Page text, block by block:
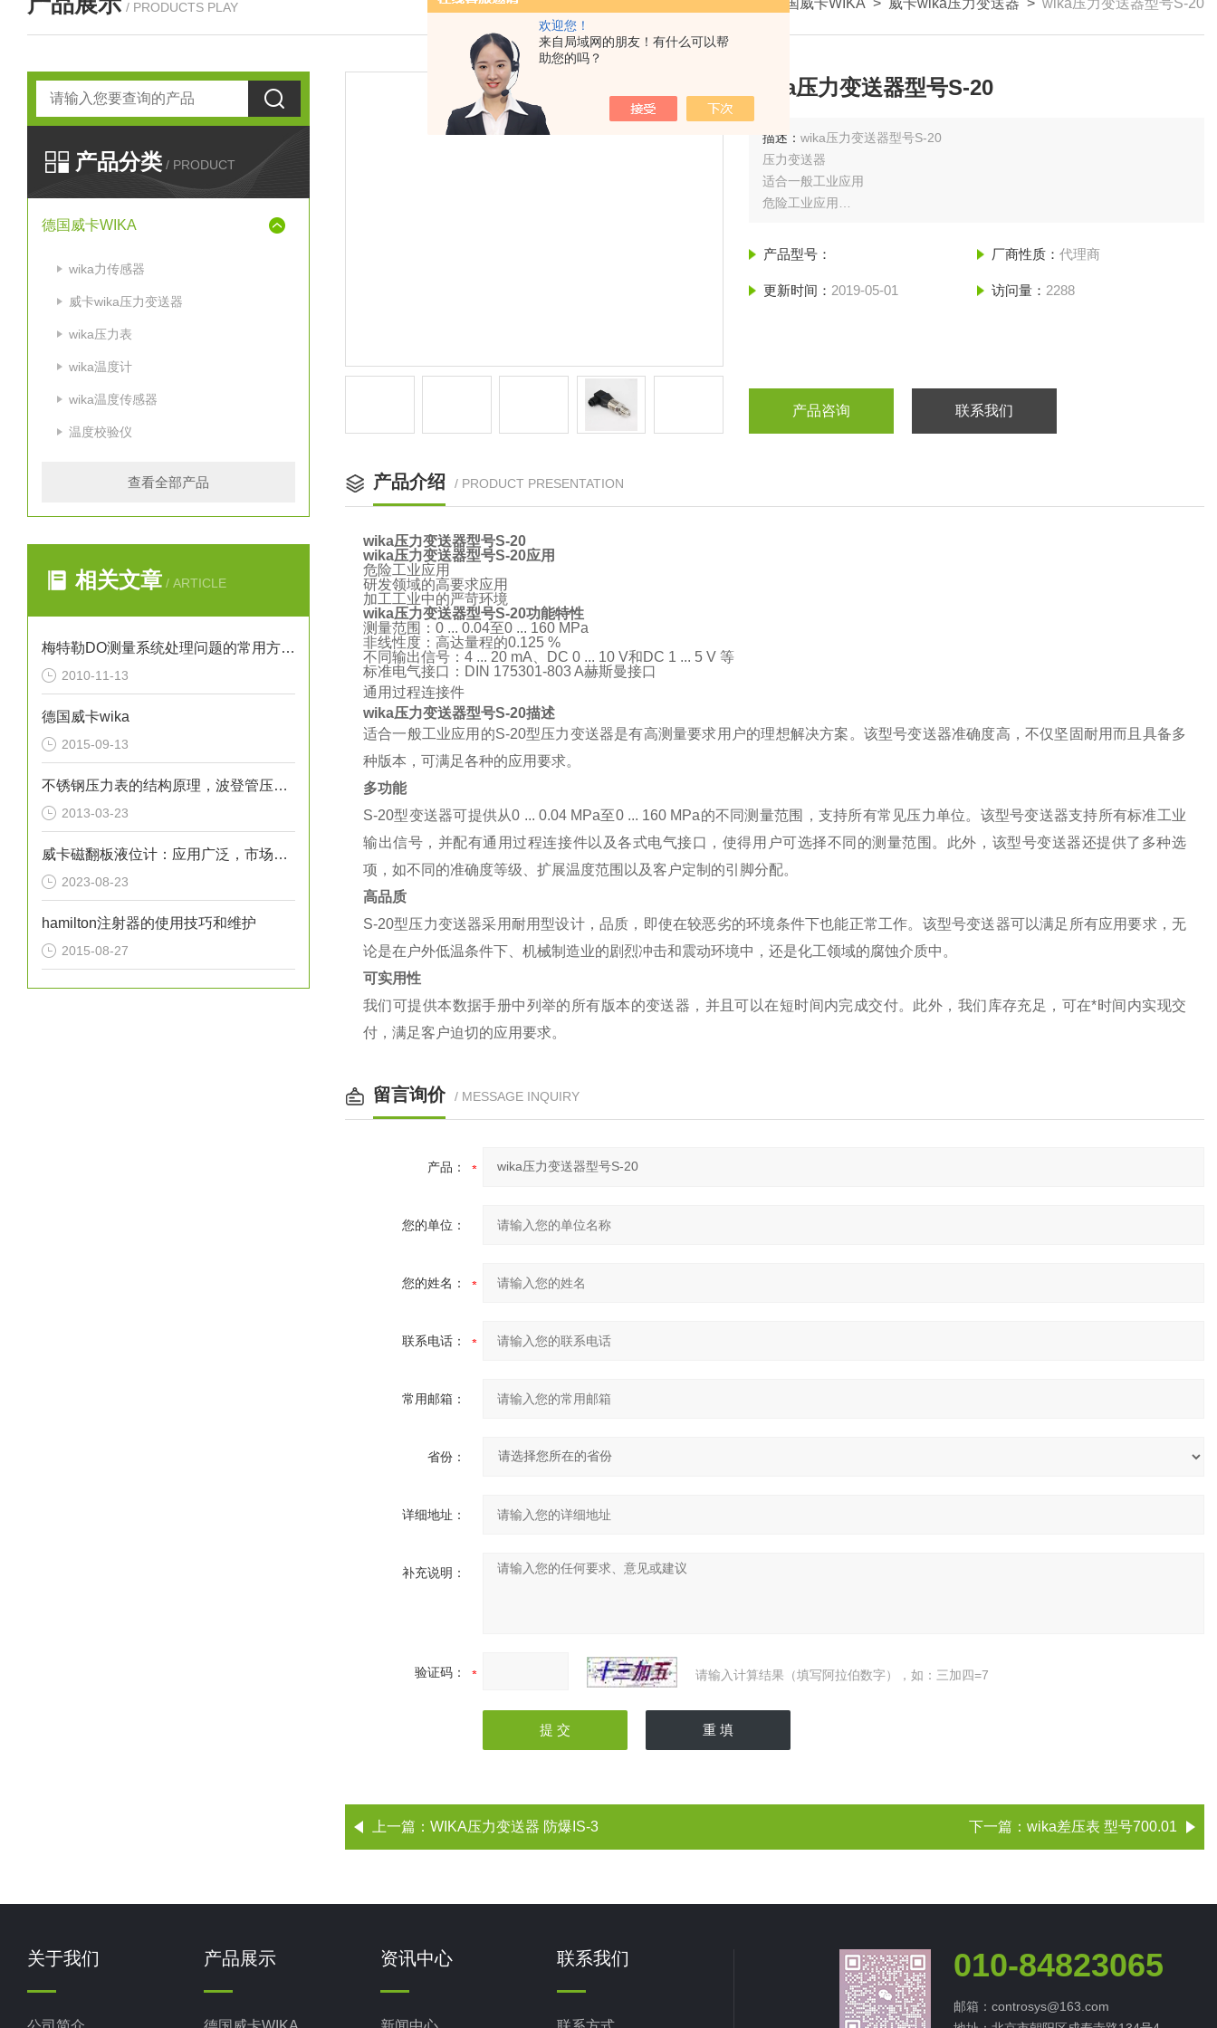
欢迎您！
来自局域网的朋友！有什么可以帮
助您的吗？
/ PRODUCTS PLAY 德国威卡WIKA > 威卡wika压力变送器 > wika压力变送器型号S-20
产品分类 / PRODUCT
德国威卡WIKA
wika力传感器
威卡wika压力变送器
wika压力表
wika温度计
wika温度传感器
温度校验仪
查看全部产品
相关文章 / ARTICLE
梅特勒DO测量系统处理问题的常用方法（图）
2010-11-13
德国威卡wika
2015-09-13
不锈钢压力表的结构原理，波登管压力表原理
2013-03-23
威卡磁翻板液位计：应用广泛，市场前景广阔
2023-08-23
hamilton注射器的使用技巧和维护
2015-08-27
wika压力变送器型号S-20
描述：wika压力变送器型号S-20
压力变送器
适合一般工业应用
危险工业应用
加工工业中的严苛环境
产品型号： 厂商性质： 代理商
更新时间： 2019-05-01 访问量： 2288
产品咨询 联系我们
产品介绍 / PRODUCT PRESENTATION
wika压力变送器型号S-20
wika压力变送器型号S-20应用
危险工业应用
研发领域的高要求应用
加工工业中的严苛环境
wika压力变送器型号S-20功能特性
测量范围：0 ... 0.04至0 ... 160 MPa
非线性度：高达量程的0.125 %
不同输出信号：4 ... 20 mA、DC 0 ... 10 V和DC 1 ... 5 V 等
标准电气接口：DIN 175301-803 A赫斯曼接口
通用过程连接件
wika压力变送器型号S-20描述
适合一般工业应用的S-20型压力变送器是有高测量要求用户的理想解决方案。该型号变送器准确度高，不仅坚固耐用而且具备多
种版本，可满足各种的应用要求。
多功能
S-20型变送器可提供从0 ... 0.04 MPa至0 ... 160 MPa的不同测量范围，支持所有常见压力单位。该型号变送器支持所有标准工业
输出信号，并配有通用过程连接件以及各式电气接口，使得用户可选择不同的测量范围。此外，该型号变送器还提供了多种选
项，如不同的准确度等级、扩展温度范围以及客户定制的引脚分配。
高品质
S-20型压力变送器采用耐用型设计，品质，即使在较恶劣的环境条件下也能正常工作。该型号变送器可以满足所有应用要求，无
论是在户外低温条件下、机械制造业的剧烈冲击和震动环境中，还是化工领域的腐蚀介质中。
可实用性
我们可提供本数据手册中列举的所有版本的变送器，并且可以在短时间内完成交付。此外，我们库存充足，可在*时间内实现交
付，满足客户迫切的应用要求。
留言询价 / MESSAGE INQUIRY
产品：
您的单位：
您的姓名：
联系电话：
常用邮箱：
省份：
详细地址：
补充说明：
验证码： 请输入计算结果（填写阿拉伯数字），如：三加四=7
上一篇： WIKA压力变送器 防爆IS-3 下一篇： wika差压表 型号700.01
关于我们 产品展示 资讯中心 联系我们 010-84823065
邮箱：controsys@163.com